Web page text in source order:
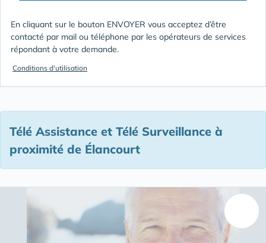
En cliquant sur le bouton ENVOYER vous acceptez d’être
contacté par mail ou téléphone par les opérateurs de services
répondant à votre demande.
Conditions d'utilisation
Télé Assistance et Télé Surveillance à
proximité de Élancourt